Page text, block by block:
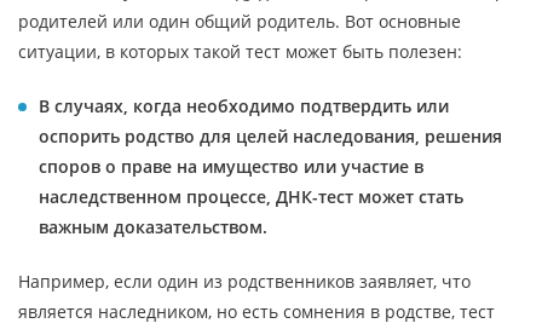
родителей или один общий родитель. Вот основные
ситуации, в которых такой тест может быть полезен:
В случаях, когда необходимо подтвердить или
оспорить родство для целей наследования, решения
споров о праве на имущество или участие в
наследственном процессе, ДНК-тест может стать
важным доказательством.
Например, если один из родственников заявляет, что
является наследником, но есть сомнения в родстве, тест